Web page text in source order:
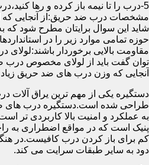
5-درب را تا نیمه باز کرده و رها کنید،درب باید بدون گیر کردن کاملاً بسته شود.
مشخصات درب ضد حریق:از آنجایی که
شاید این سوال برایتان مطرح شود که
حوزه تمامی موارد زیر را در
توان گفت باید از لولای مخصوص درب
آنجایی که وزن درب های ضد حریق زیاد است،معمولاً به 3 عدد لولا نیاز دارند.در حالیکه درب های
دستگیره یکی از مهم ترین یراق آلات
طراحی شده است.دستگیره درب های
به عملکرد و امنیت بالا کاربردی تر
پنیک است که در مواقع اضطراری به
کم برای باز کردن درب کافیست.در
دود به سایر طبقات سرایت می کند.